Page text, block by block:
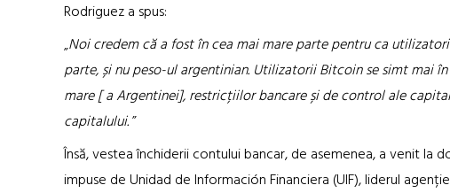
Rodriguez a spus:
„Noi credem că a fost în cea mai mare parte pentru ca
parte, și nu peso-ul argentinian. Utilizatorii Bitcoin se simt mai
mare [ a Argentinei], restricțiilor bancare și de control ale
capitalului.”
Însă, vestea închiderii contului bancar, de asemenea, a venit la
impuse de Unidad de Información Financiera (UIF), liderul